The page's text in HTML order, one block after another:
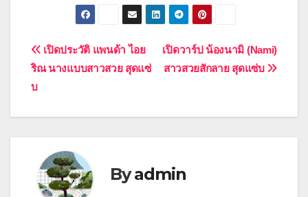
Post
navigation
เปิดวาร์ป น้องนามิ (Nami)
สาวสวยสักลาย สุดแซ่บ
เปิดประวัติ แพนด้า ไอย
ริณ นางแบบสาวสวย สุดแซ่
บ
Byadmin